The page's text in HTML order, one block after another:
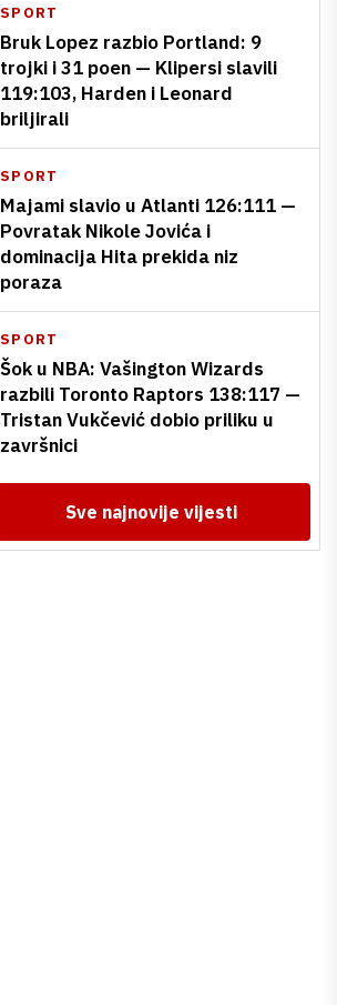
SPORT
Bruk Lopez razbio Portland: 9
trojki i 31 poen — Klipersi slavili
119:103, Harden i Leonard
briljirali
SPORT
Majami slavio u Atlanti 126:111 —
Povratak Nikole Jovića i
dominacija Hita prekida niz
poraza
SPORT
Šok u NBA: Vašington Wizards
razbili Toronto Raptors 138:117 —
Tristan Vukčević dobio priliku u
završnici
Sve najnovije vijesti